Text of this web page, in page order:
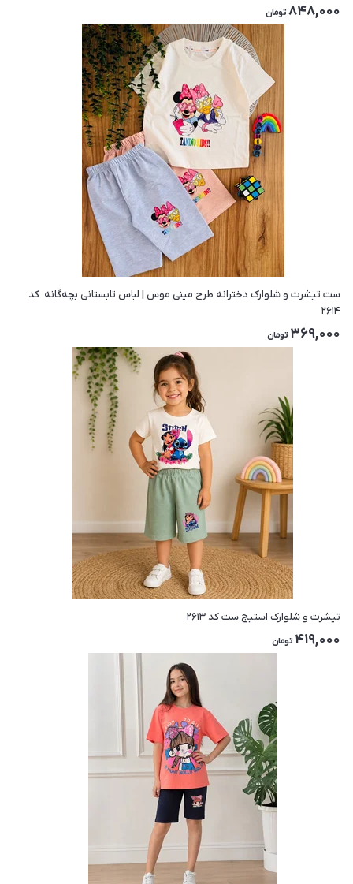
848,000 تومان
ست تیشرت و شلوارک دخترانه طرح مینی موس | لباس تابستانی بچه‌گانه ‌ کد
۲۶۱۴
369,000 تومان
تیشرت و شلوارک استیج ست کد ۲۶۱۳
419,000 تومان